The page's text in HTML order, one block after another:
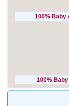
100% Baby
100%